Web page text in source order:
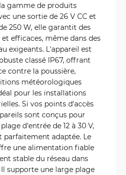
gamme de produits
une sortie de 26 V CC et
250 W, elle garantit des
efficaces, même dans des
exigeants. L'appareil est
classé IP67, offrant
contre la poussière,
météorologiques
pour les installations
Si vos points d'accès
sont conçus pour
d'entrée de 12 à 30 V,
adaptée. Le
une alimentation fiable
stable du réseau dans
supporte une large plage